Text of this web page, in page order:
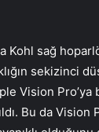
sağ
sekizinci
Vision
Bu da